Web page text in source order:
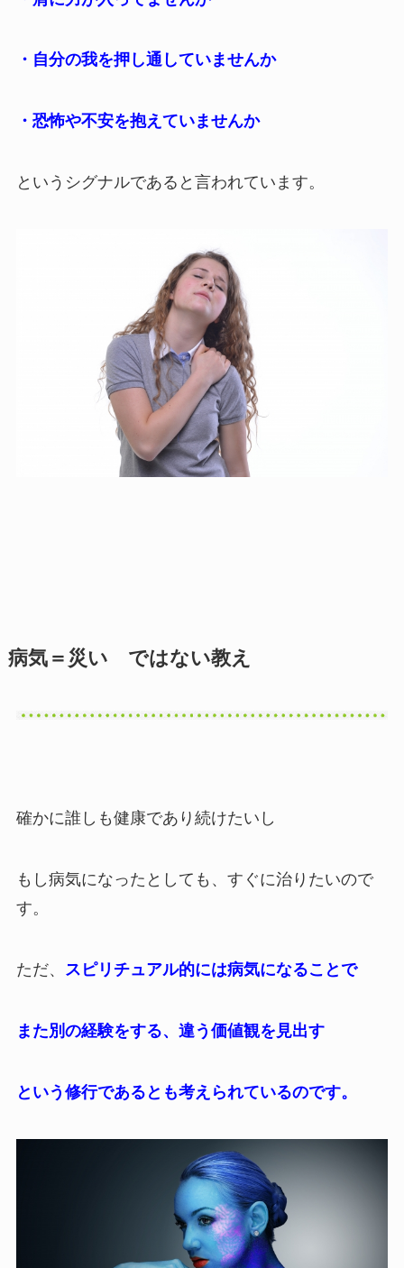
・自分の我を押し通していませんか
・恐怖や不安を抱えていませんか
というシグナルであると言われています。
病気＝災い ではない教え
確かに誰しも健康であり続けたいし
もし病気になったとしても、すぐに治りたいので
す。
ただ、 スピリチュアル的には病気になることで
また別の経験をする、違う価値観を見出す
という修行であるとも考えられているのです。